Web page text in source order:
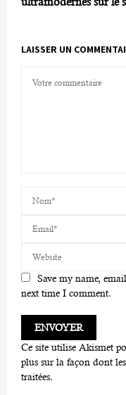
LAISSER UN
Save my name,
next time I comment.
Ce site utilise Akismet
plus sur la façon dont
traitées.